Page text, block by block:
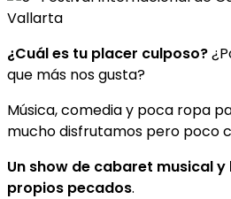
¿Cuál es tu placer culposo?
que más nos gusta?
Música, comedia y poca ropa
mucho disfrutamos pero poco
Un show de cabaret musical
propios pecados.